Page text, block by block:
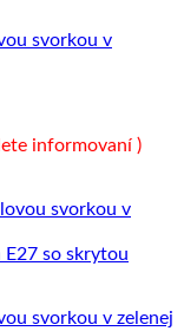
svorkou v
informovaní )
svorkou v zelenej